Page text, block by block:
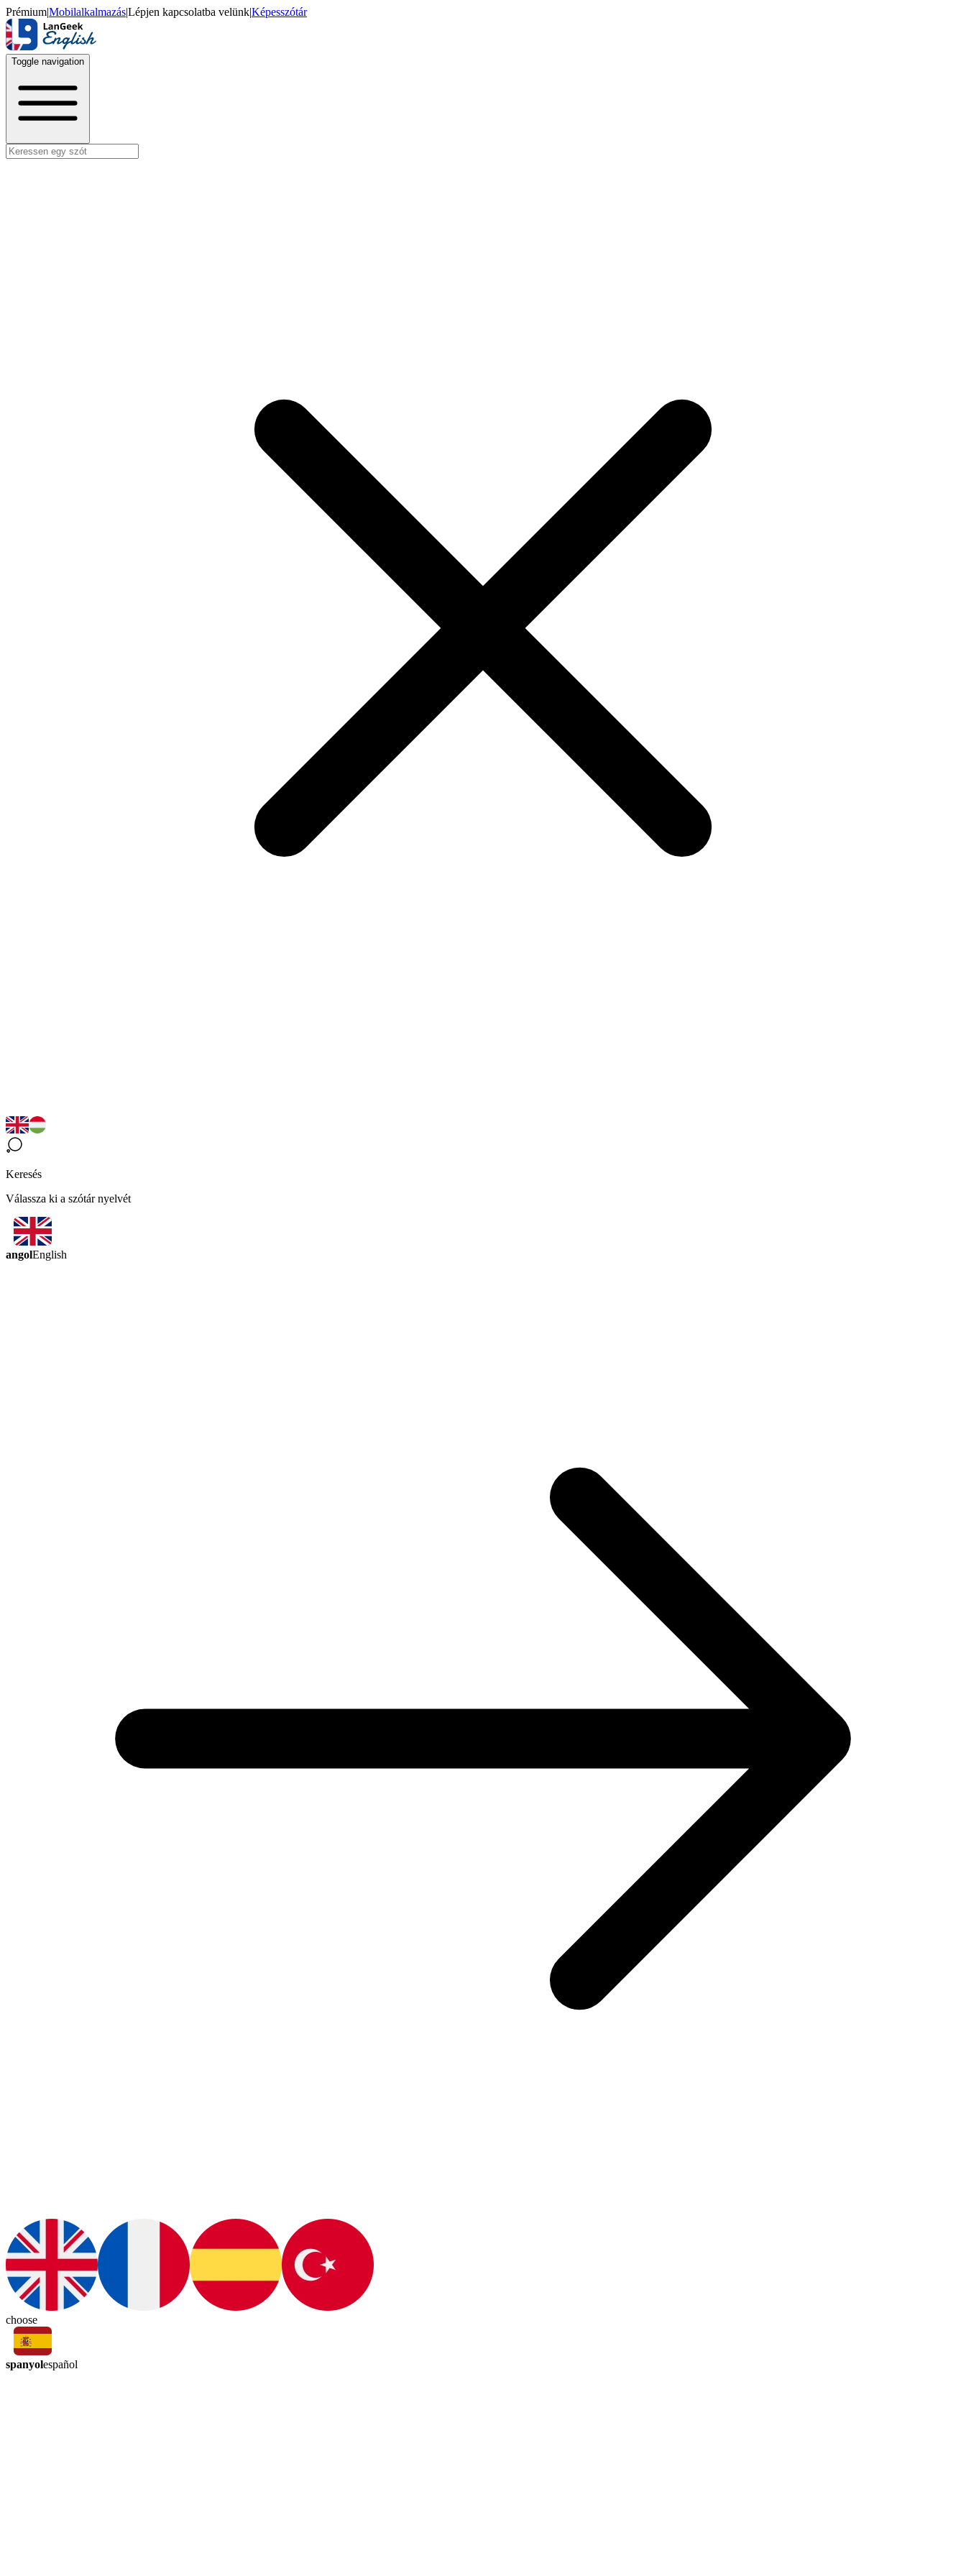
Prémium|Mobilalkalmazás|Lépjen kapcsolatba velünk|Képesszótár
Toggle navigation
Keresés
Válassza ki a szótár nyelvét
angolEnglish
choose
spanyolespañol